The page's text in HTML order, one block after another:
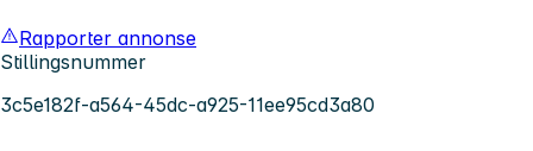
Rapporter annonse
Stillingsnummer
3c5e182f-a564-45dc-a925-11ee95cd3a80